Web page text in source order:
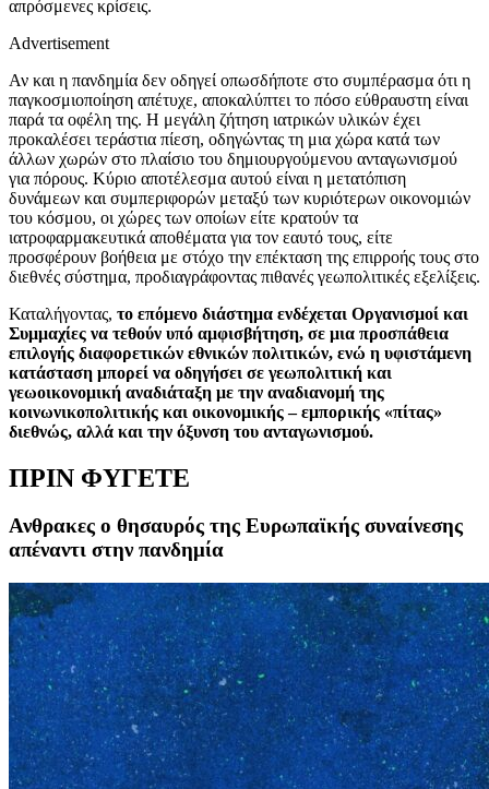
απρόσμενες κρίσεις.
Advertisement
Αν και η πανδημία δεν οδηγεί οπωσδήποτε στο συμπέρασμα ότι η
παγκοσμιοποίηση απέτυχε, αποκαλύπτει το πόσο εύθραυστη είναι
παρά τα οφέλη της. Η μεγάλη ζήτηση ιατρικών υλικών έχει
προκαλέσει τεράστια πίεση, οδηγώντας τη μια χώρα κατά των
άλλων χωρών στο πλαίσιο του δημιουργούμενου ανταγωνισμού
για πόρους. Κύριο αποτέλεσμα αυτού είναι η μετατόπιση
δυνάμεων και συμπεριφορών μεταξύ των κυριότερων οικονομιών
του κόσμου, οι χώρες των οποίων είτε κρατούν τα
ιατροφαρμακευτικά αποθέματα για τον εαυτό τους, είτε
προσφέρουν βοήθεια με στόχο την επέκταση της επιρροής τους στο
διεθνές σύστημα, προδιαγράφοντας πιθανές γεωπολιτικές εξελίξεις.
Καταλήγοντας, το επόμενο διάστημα ενδέχεται Οργανισμοί και
Συμμαχίες να τεθούν υπό αμφισβήτηση, σε μια προσπάθεια
επιλογής διαφορετικών εθνικών πολιτικών, ενώ η υφιστάμενη
κατάσταση μπορεί να οδηγήσει σε γεωπολιτική και
γεωοικονομική αναδιάταξη με την αναδιανομή της
κοινωνικοπολιτικής και οικονομικής – εμπορικής «πίτας»
διεθνώς, αλλά και την όξυνση του ανταγωνισμού.
ΠΡΙΝ ΦΥΓΕΤΕ
Ανθρακες ο θησαυρός της Ευρωπαϊκής συναίνεσης
απέναντι στην πανδημία